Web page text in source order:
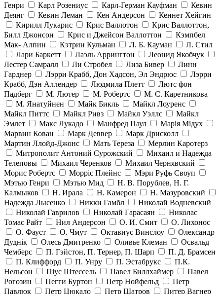
Генри
Карл Розениус Карл-Герман Кауфман
Кевин
Деянг
Кевин Леман Кен Андерсон
Кеннет Хейгин
Кирилл Лукарис
Крис Валлотон
Крис Валлоттон,
Билл Джонсон
Крис и Джейсон Валлоттон
Кэмпбел
Мак- Алпин
Кэтрин Кульман Л. Б. Кауман
Л. Стил
Лари Баркетт
Лаэль Аррингтон
Леонид Якобчук
Лестер Самралл
Ли Стробел Лиза Бивер
Линн
Гарднер
Лэрри Крабб, Дон Хадсон, Эл Эндрюс
Лэрри
Крабб, Дэн Аллендер
Людмила Плетт
Лютс фон
Падберг
М. Лютер М. Робертс
М. С. Каретникова
М. Янатуйнен
Майк Бикль
Майкл Лоуренс
Майкл Питтс
Майкл Ривз Майкл Уэллс
Майкл
Эмлет
Макс Лукадо Манфред Паул
Марія Мідух
Марвин Кован
Марк Деввер
Марк Дрисколл
Мартин Ллойд-Джонс
Мать Тереза
Мерлин Каротерз
Митрополит Антоний Сурожский
Михаил и Надежда
Телеповы
Михаил Черенков
Михаил Чернявский
Морис Робертс
Морріс Плейнс
Мэри Руфь Своуп
Мэтью Генри
Мэтью Мид
Н. В. Порублев, Н. Г.
Калмыков
Н. Ирала Н. Камерон
Н. Мазуровский
Надежда Лысенко
Никки Гамбл
Николай Водневский
Николай Гаврилов
Николай Гарасаян
Николас
Томас Райт
Нил Андерсон О. И. Смит
О. Лихонос
О. Фауст
О. Чмут Октавиус Винслоу
Олександр
Дуднік
Олесь Дмитренко Оливье Клеман
Освальд
Чемберс
П. Гэйстон, П. Тернер, П. Шарп
П. Д. Брамсен
П. Клиффорд
П. Унру П. Эстабрукс
П.К.
Нельсон
Піус Штессель Павел Биллхаймер
Павел
Рогозин
Пегги Буртон Петр Нойфельд
Петр
Павлюк
Петр Цюкало Петр Шатров Питер Вагнер